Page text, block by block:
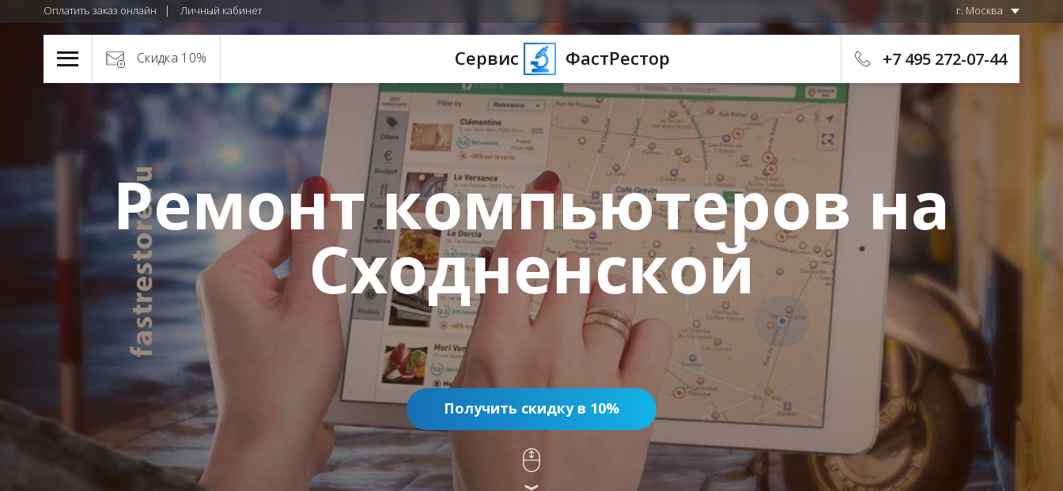
Оплатить заказ онлайн Личный кабинет г. Москва
Сервис ФастРестор
Скидка 10% +7 495 272-07-44
Ремонт компьютеров на
Сходненской
Получить скидку в 10%